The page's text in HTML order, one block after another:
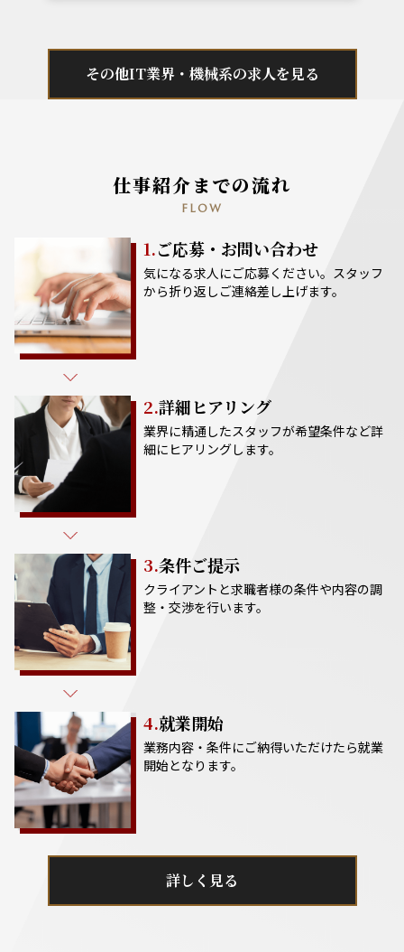
その他IT業界・機械系の求人を見る
仕事紹介までの流れ
FLOW
1.ご応募・お問い合わせ
気になる求人にご応募ください。スタッフ
から折り返しご連絡差し上げます。
2.詳細ヒアリング
業界に精通したスタッフが希望条件など詳
細にヒアリングします。
3.条件ご提示
クライアントと求職者様の条件や内容の調
整・交渉を行います。
4.就業開始
業務内容・条件にご納得いただけたら就業
開始となります。
詳しく見る